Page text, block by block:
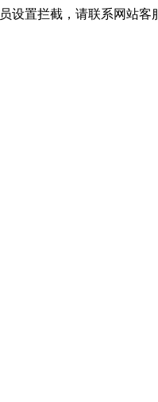
设置拦截，请联系网站客